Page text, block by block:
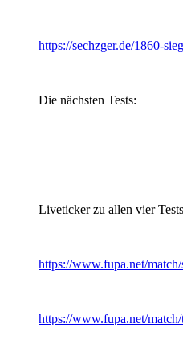
https://sechzger.de/1860-
Die nächsten Tests:
Liveticker zu allen vier
https://www.fupa.net/
https://www.fupa.net/